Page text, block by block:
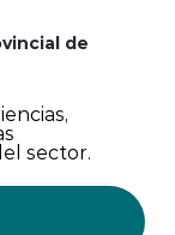
de
sector.